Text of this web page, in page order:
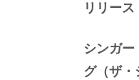
リリー
シンガ
グ（ザ・